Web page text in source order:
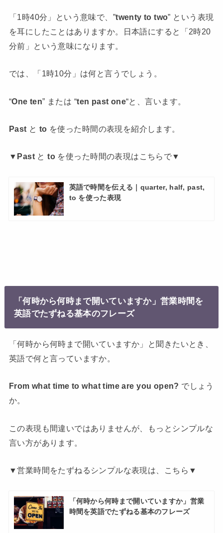
「1時40分」という意味で、”twenty to two” という表現
を耳にしたことはありますか。日本語にすると「2時20
分前」という意味になります。
では、「1時10分」は何と言うでしょう。
“One ten” または “ten past one“と、言います。
Past と to を使った時間の表現を紹介します。
▼ Pastとto を使った時間の表現はこちらで▼
英語で時間を伝える｜quarter, half, past,
to を使った表現
「何時から何時まで開いていますか」営業時間を
英語でたずねる基本のフレーズ
「何時から何時まで開いていますか」と聞きたいとき、
英語で何と言っていますか。
From what time to what time are you open? でしょう
か。
この表現も間違いではありませんが、もっとシンプルな
言い方があります。
▼営業時間をたずねるシンプルな表現は、こちら▼
「何時から何時まで開いていますか」営業
時間を英語でたずねる基本のフレーズ